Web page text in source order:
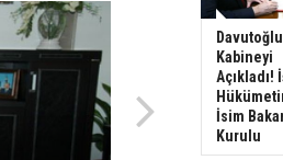
Kabineyi
Açıkladı!
İsim
Kurulu